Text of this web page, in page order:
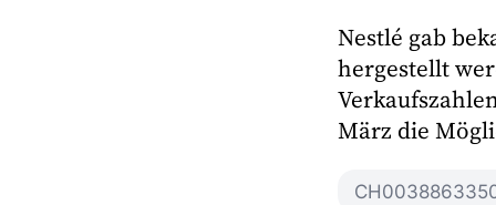
Nestlé gab
hergestellt
März die